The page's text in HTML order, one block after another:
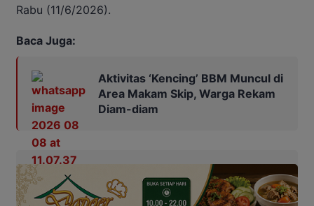
Rabu (11/6/2026).
Baca Juga:
Aktivitas ‘Kencing’ BBM Muncul di
Area Makam Skip, Warga Rekam
Diam-diam